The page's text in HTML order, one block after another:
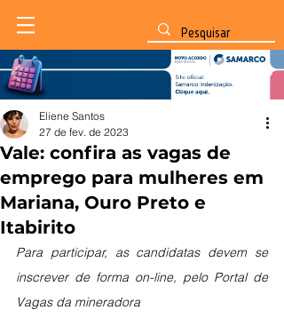
Vale: confira as vagas de
emprego para mulheres em
Mariana, Ouro Preto e
Itabirito
Eliene Santos
27 de fev. de 2023
Para participar, as candidatas devem se
inscrever de forma on-line, pelo Portal de
Vagas da mineradora